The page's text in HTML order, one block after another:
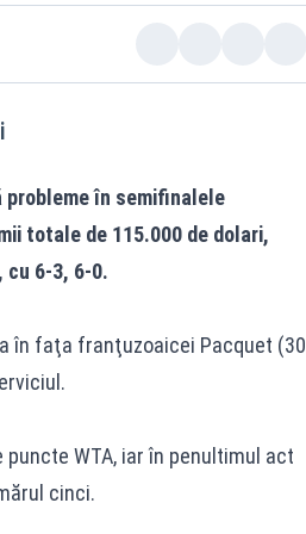
în semifinalele
totale de 115.000 de dolari,
cu 6-3, 6-0.
în faţa franţuzoaicei Pacquet (30
WTA, iar în penultimul act
cinci.